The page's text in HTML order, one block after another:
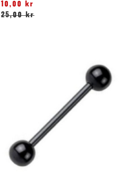
10,00 kr
25,00 kr